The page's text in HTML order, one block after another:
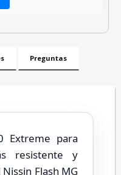
Preguntas
Extreme para
resistente y
Flash MG